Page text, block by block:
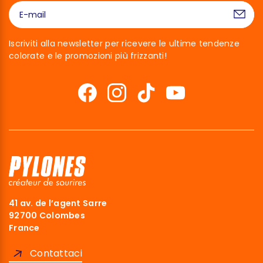
Iscriviti alla newsletter per ricevere le ultime tendenze
colorate e le promozioni più frizzanti!
41 av. de l’agent Sarre
92700 Colombes
France
Contattaci